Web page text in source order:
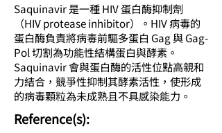
Saquinavir 是一種 HIV 蛋白酶抑制劑
（HIV protease inhibitor）。HIV 病毒的
蛋白酶負責將病毒前驅多蛋白 Gag 與 Gag-
Pol 切割為功能性結構蛋白與酵素。
Saquinavir 會與蛋白酶的活性位點高親和
力結合，競爭性抑制其酵素活性，使形成
的病毒顆粒為未成熟且不具感染能力。
​Reference(s):